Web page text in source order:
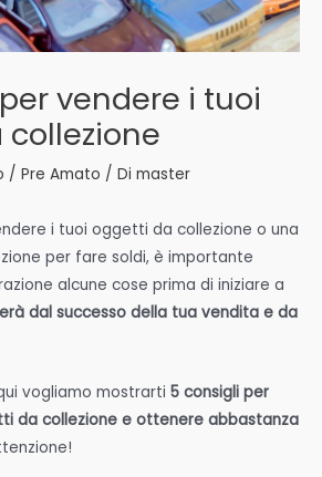
vendere i tuoi
/ Pre Amato / Di master
i tuoi oggetti da collezione o una
per fare soldi, è importante
alcune cose prima di iniziare a
dal successo della tua vendita e da
vogliamo mostrarti 5 consigli per
da collezione e ottenere abbastanza